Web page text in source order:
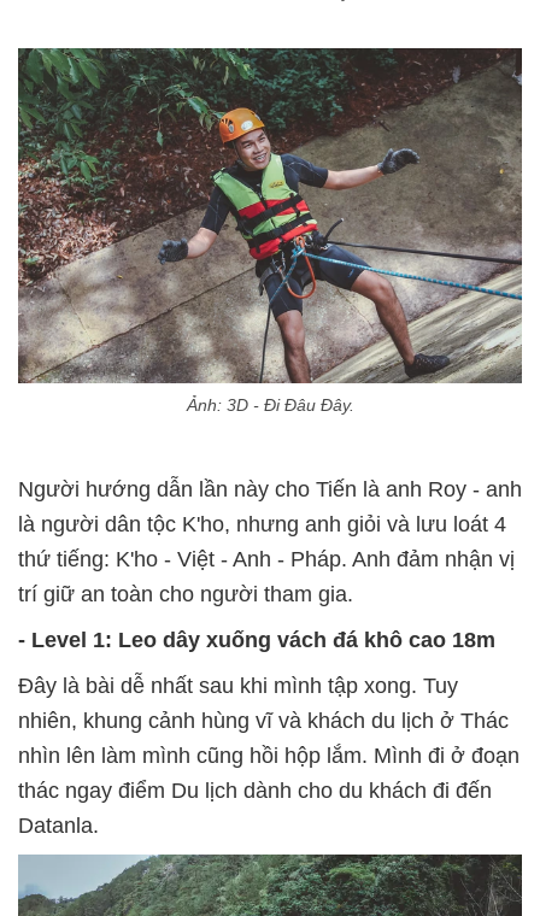
Ảnh: 3D - Đi Đâu Đây.
Người hướng dẫn lần này cho Tiến là anh Roy - anh
là người dân tộc K'ho, nhưng anh giỏi và lưu loát 4
thứ tiếng: K'ho - Việt - Anh - Pháp. Anh đảm nhận vị
trí giữ an toàn cho người tham gia.
- Level 1: Leo dây xuống vách đá khô cao 18m
Đây là bài dễ nhất sau khi mình tập xong. Tuy
nhiên, khung cảnh hùng vĩ và khách du lịch ở Thác
nhìn lên làm mình cũng hồi hộp lắm. Mình đi ở đoạn
thác ngay điểm Du lịch dành cho du khách đi đến
Datanla.